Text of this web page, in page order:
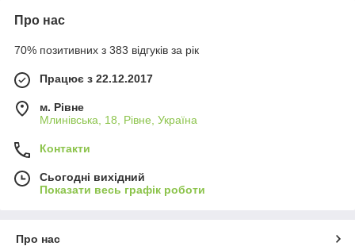
Про нас
70% позитивних з 383 відгуків за рік
Працює з 22.12.2017
м. Рівне
Млинівська, 18, Рівне, Україна
Контакти
Сьогодні вихідний
Показати весь графік роботи
Про нас